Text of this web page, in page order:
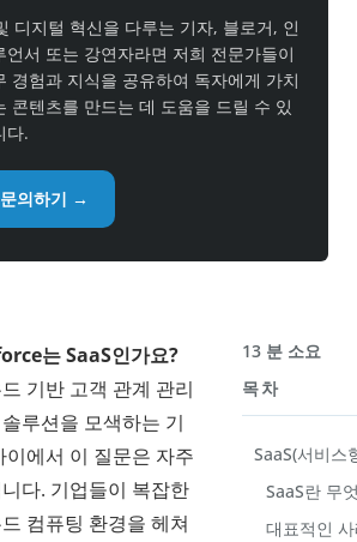
디지털 혁신을 다루는 기자, 블로거, 인
언서 또는 강연자라면 저희 전문가들이
경험과 지식을 공유하여 독자에게 가치
콘텐츠를 만드는 데 도움을 드릴 수 있
다.
문의하기 →
는 SaaS인가요?
기반 고객 관계 관리
루션을 모색하는 기
이에서 이 질문은 자주
다. 기업들이 복잡한
컴퓨팅 환경을 헤쳐
13 분 소요
목차
SaaS(서비스
SaaS란 무
대표적인